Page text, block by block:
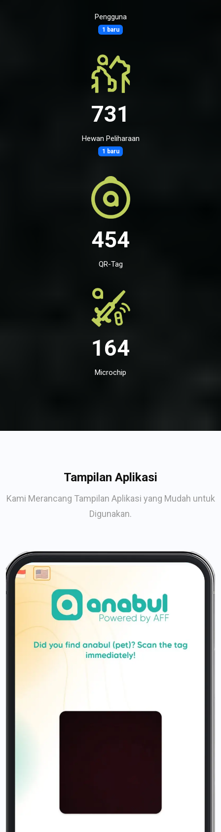
Pengguna
1 baru
731
Hewan Peliharaan
1 baru
454
QR-Tag
164
Microchip
Tampilan Aplikasi
Kami Merancang Tampilan Aplikasi yang Mudah untuk
Digunakan.